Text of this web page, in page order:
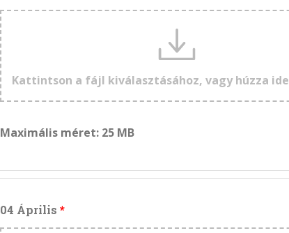
Kattintson a fájl kiválasztásához, vagy húzza ide
Maximális méret: 25 MB
04 Április